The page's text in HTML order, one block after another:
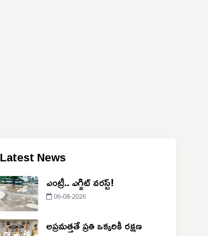
Latest News
ఎంట్రీ.. ఎగ్జిట్ వరస్ట్!
06-08-2026
అప్రమత్తతే ప్రతి ఒక్కరికీ రక్షణ